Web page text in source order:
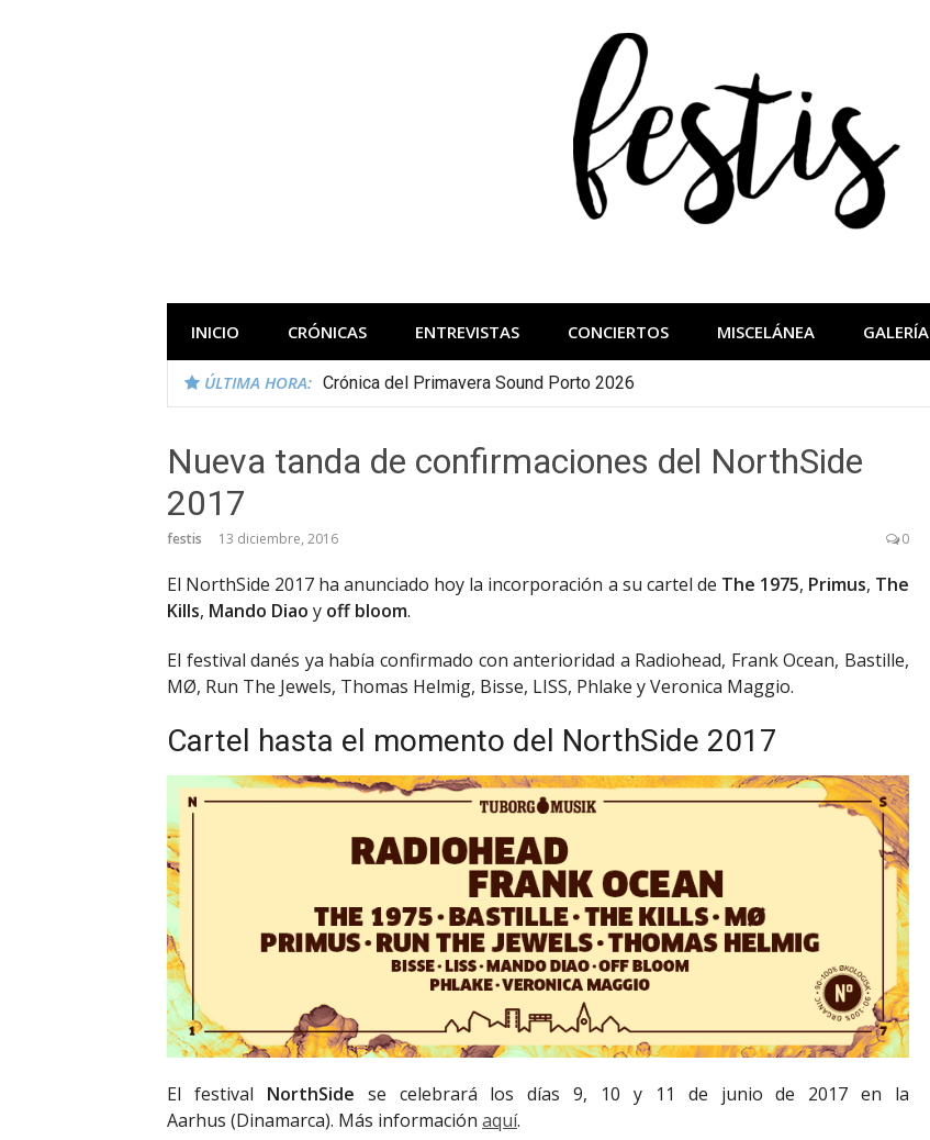
INICIO CRÓNICAS ENTREVISTAS CONCIERTOS MISCELÁNEA GALERÍA
ÚLTIMA HORA: Crónica del Primavera Sound Porto 2026
Nueva tanda de confirmaciones del NorthSide
2017
festis 13 diciembre, 2016 0
El NorthSide 2017 ha anunciado hoy la incorporación a su cartel de The 1975, Primus, The
Kills, Mando Diao y off bloom.
El festival danés ya había confirmado con anterioridad a Radiohead, Frank Ocean, Bastille,
MØ, Run The Jewels, Thomas Helmig, Bisse, LISS, Phlake y Veronica Maggio.
Cartel hasta el momento del NorthSide 2017
El festival NorthSide se celebrará los días 9, 10 y 11 de junio de 2017 en la
Aarhus (Dinamarca). Más información aquí.